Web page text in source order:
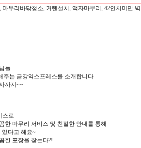
무리바닦청소, 커텐설치, 액자마무리, 42인치미만
들
주는 금강익스프레스를 소개합니다
까지~~
스로
한 마무리 서비스 및 친절한 안내를 통해
있다고 해요~
한 포장을 찾는다?!